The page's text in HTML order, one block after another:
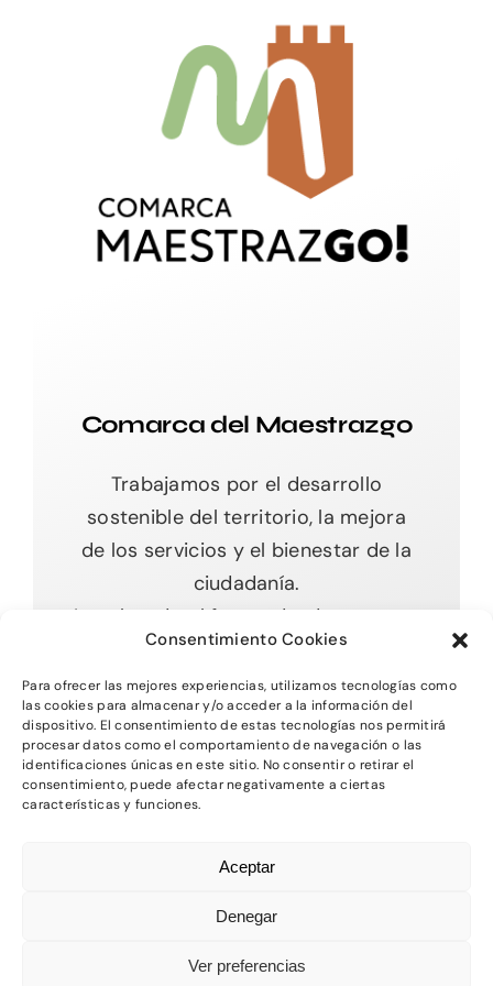
Consentimiento Cookies
Para ofrecer las mejores experiencias, utilizamos tecnologías como
las cookies para almacenar y/o acceder a la información del
dispositivo. El consentimiento de estas tecnologías nos permitirá
procesar datos como el comportamiento de navegación o las
identificaciones únicas en este sitio. No consentir o retirar el
consentimiento, puede afectar negativamente a ciertas
características y funciones.
Aceptar
Denegar
Ver preferencias
Comarca del Maestrazgo
Trabajamos por el desarrollo
sostenible del territorio, la mejora
de los servicios y el bienestar de la
ciudadanía.
Impulsando el futuro desde nuestras
raíces.
Toggle
Navigation
Inicio
Aviso Legal-Política de Privacidad